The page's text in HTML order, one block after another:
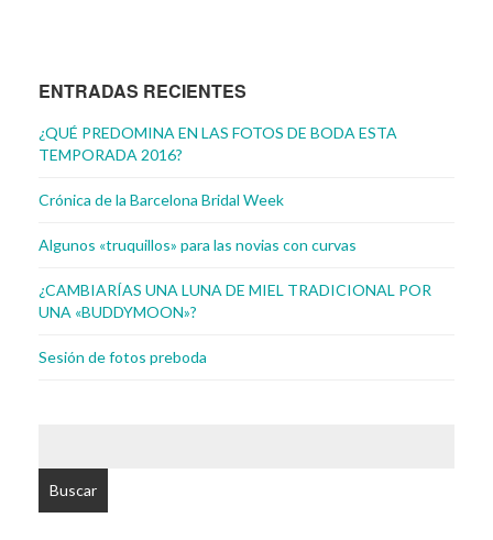
ENTRADAS RECIENTES
¿QUÉ PREDOMINA EN LAS FOTOS DE BODA ESTA
TEMPORADA 2016?
Crónica de la Barcelona Bridal Week
Algunos «truquillos» para las novias con curvas
¿CAMBIARÍAS UNA LUNA DE MIEL TRADICIONAL POR
UNA «BUDDYMOON»?
Sesión de fotos preboda